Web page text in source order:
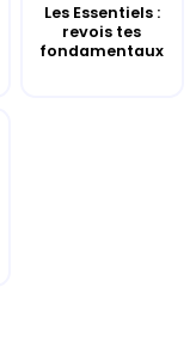
Les Essentiels :
revois tes
fondamentaux